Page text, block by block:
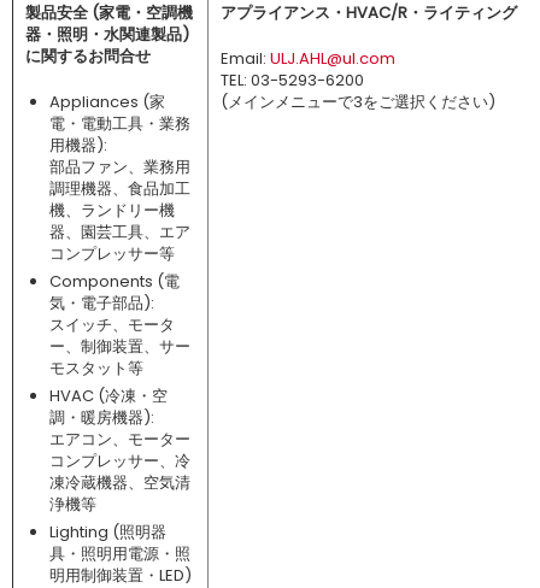
製品安全 (家電・空調機
器・照明・水関連製品)
に関するお問合せ
Appliances (家
電・電動工具・業務
用機器):
部品ファン、業務用
調理機器、食品加工
機、ランドリー機
器、園芸工具、エア
コンプレッサー等
Components (電
気・電子部品):
スイッチ、モータ
ー、制御装置、サー
モスタット等
HVAC (冷凍・空
調・暖房機器):
エアコン、モーター
コンプレッサー、冷
凍冷蔵機器、空気清
浄機等
Lighting (照明器
具・照明用電源・照
明用制御装置・LED)
アプライアンス・HVAC/R・ライティング
Email: ULJ.AHL@ul.com
TEL: 03-5293-6200
(メインメニューで3をご選択ください)